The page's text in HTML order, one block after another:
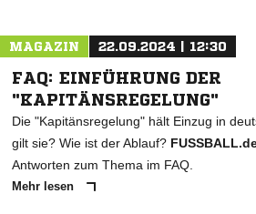
MAGAZIN 22.09.2024 | 12:30
FAQ: EINFÜHRUNG DER
"KAPITÄNSREGELUNG"
Die "Kapitänsregelung" hält Einzug in
gilt sie? Wie ist der Ablauf?
Antworten zum Thema im FAQ.
Mehr lesen